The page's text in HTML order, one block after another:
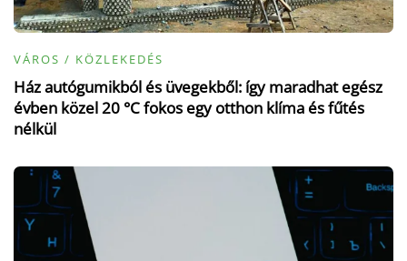
VÁROS / KÖZLEKEDÉS
Ház autógumikból és üvegekből: így maradhat egész
évben közel 20 °C fokos egy otthon klíma és fűtés
nélkül